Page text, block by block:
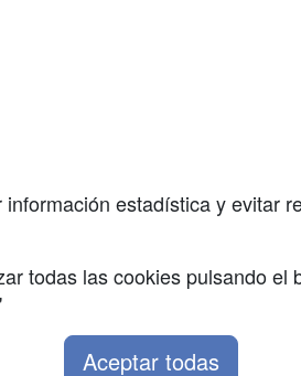
estadística y evitar
todas las cookies pulsando el
Aceptar todas